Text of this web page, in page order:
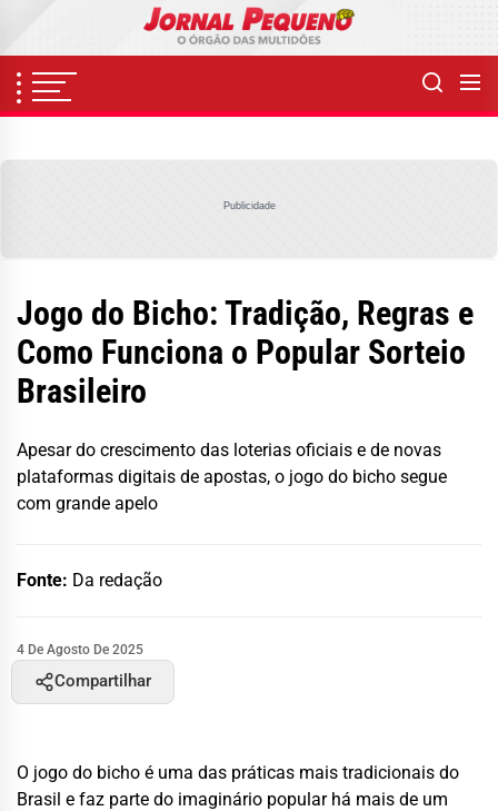
content
Publicidade
Jogo do Bicho: Tradição, Regras e
Como Funciona o Popular Sorteio
Brasileiro
Apesar do crescimento das loterias oficiais e de novas
plataformas digitais de apostas, o jogo do bicho segue
com grande apelo
Fonte: Da redação
4 De Agosto De 2025
Compartilhar
O jogo do bicho é uma das práticas mais tradicionais do
Brasil e faz parte do imaginário popular há mais de um